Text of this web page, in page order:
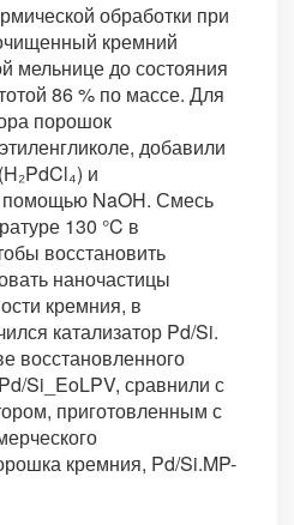
обработки при
кремний
мельнице до состояния
86 % по массе. Для
порошок
добавили
и
помощью NaOH. Смесь
130 °C в
восстановить
наночастицы
кремния, в
катализатор Pd/Si.
восстановленного
Si_EoLPV, сравнили с
приготовленным с
кремния, Pd/Si.MP-